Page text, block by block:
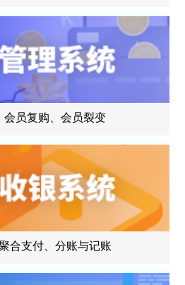
会员复购、会员裂变
合支付、分账与记账